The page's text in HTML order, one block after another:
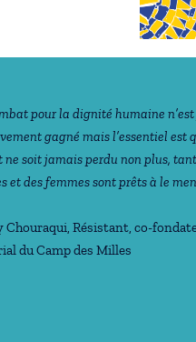
philosophie
pour la dignité humaine
gagné mais l’essentiel est
ne soit jamais perdu non plus,
et des femmes sont prêts à le
Chouraqui, Résistant, co-
du Camp des Milles